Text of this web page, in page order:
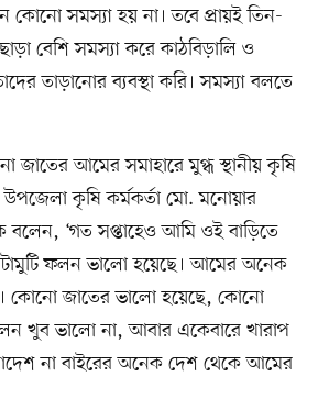
সমস্যা হয় না। তবে প্রায়ই তিন-
বেশি সমস্যা করে কাঠবিড়ালি ও
তাড়ানোর ব্যবস্থা করি। সমস্যা বলতে
জাতের আমের সমাহারে মুগ্ধ স্থানীয় কৃষি
উপজেলা কৃষি কর্মকর্তা মো. মনোয়ার
‘গত সপ্তাহেও আমি ওই বাড়িতে
ফলন ভালো হয়েছে। আমের অনেক
কোনো জাতের ভালো হয়েছে, কোনো
খুব ভালো না, আবার একেবারে খারাপ
না বাইরের অনেক দেশ থেকে আমের